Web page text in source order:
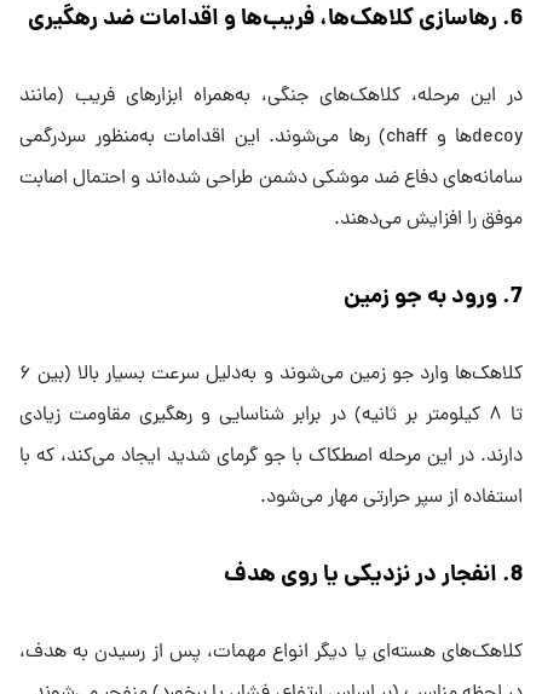
6. رهاسازی کلاهک‌ها، فریب‌ها و اقدامات ضد رهگیری
در این مرحله، کلاهک‌های جنگی، به‌همراه ابزارهای فریب (مانند
decoyها و chaff) رها می‌شوند. این اقدامات به‌منظور سردرگمی
سامانه‌های دفاع ضد موشکی دشمن طراحی شده‌اند و احتمال اصابت
موفق را افزایش می‌دهند.
7. ورود به جو زمین
کلاهک‌ها وارد جو زمین می‌شوند و به‌دلیل سرعت بسیار بالا (بین ۶
تا ۸ کیلومتر بر ثانیه) در برابر شناسایی و رهگیری مقاومت زیادی
دارند. در این مرحله اصطکاک با جو گرمای شدید ایجاد می‌کند، که با
استفاده از سپر حرارتی مهار می‌شود.
8. انفجار در نزدیکی یا روی هدف
کلاهک‌های هسته‌ای یا دیگر انواع مهمات، پس از رسیدن به هدف،